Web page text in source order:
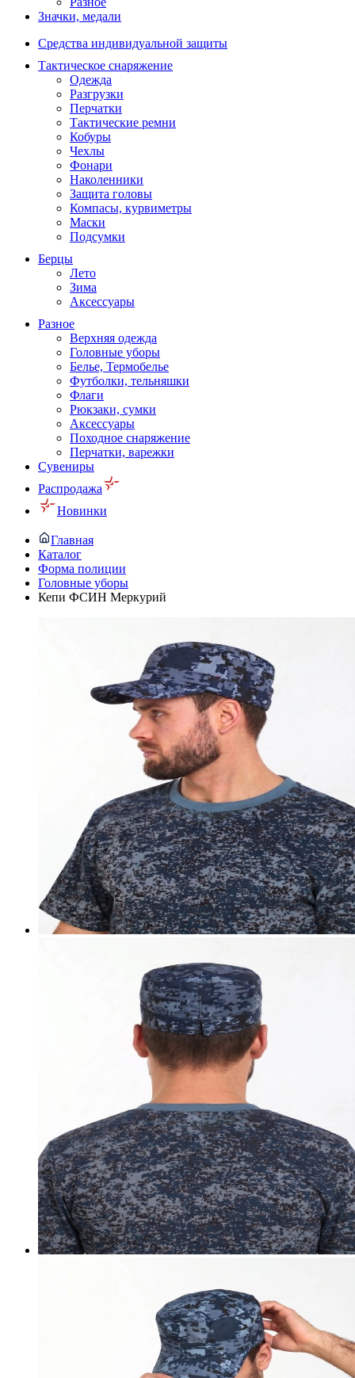
Значки, медали
Средства индивидуальной защиты
Тактическое снаряжение
Одежда
Разгрузки
Перчатки
Тактические ремни
Кобуры
Чехлы
Фонари
Наколенники
Защита головы
Компасы, курвиметры
Маски
Подсумки
Берцы
Лето
Зима
Аксессуары
Разное
Верхняя одежда
Головные уборы
Белье, Термобелье
Футболки, тельняшки
Флаги
Рюкзаки, сумки
Аксессуары
Походное снаряжение
Перчатки, варежки
Сувениры
Распродажа
Новинки
Главная
Каталог
Форма полиции
Головные уборы
Кепи ФСИН Меркурий